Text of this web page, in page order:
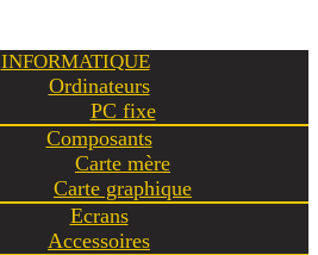
INFORMATIQUE
Ordinateurs
PC fixe
Composants
Carte mère
Carte graphique
Ecrans
Accessoires